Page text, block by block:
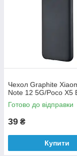
Чехол Graphite
Note 12 5G/Poco X5
Готово до відправки
39 ₴
Купити